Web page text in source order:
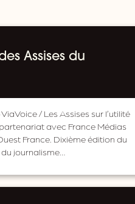
Assises du
/ Les Assises sur l’utilité
avec France Médias
France. Dixième édition du
journalisme…